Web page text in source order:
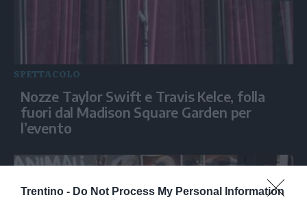
Trentino - Do Not Process My Personal Information
SPETTACOLO
Nozze Taylor Swift e Travis Kelce, folla
fuori dal Madison Square Garden per
l’evento